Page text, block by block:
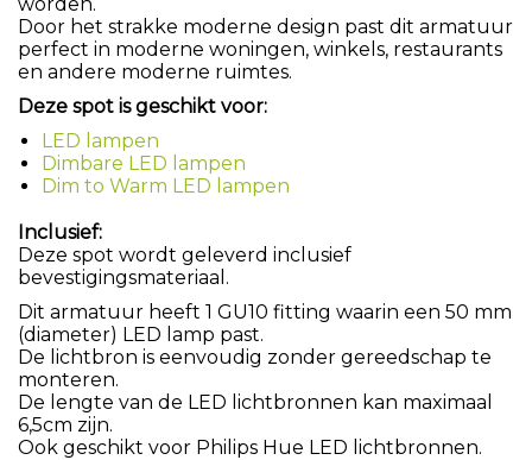
Door het strakke moderne design past dit armatuur
perfect in moderne woningen, winkels, restaurants
en andere moderne ruimtes.
Deze spot is geschikt voor:
LED lampen
Dimbare LED lampen
Dim to Warm LED lampen
Inclusief:
Deze spot wordt geleverd inclusief
bevestigingsmateriaal.
Dit armatuur heeft 1 GU10 fitting waarin een 50 mm
(diameter) LED lamp past.
De lichtbron is eenvoudig zonder gereedschap te
monteren.
De lengte van de LED lichtbronnen kan maximaal
6,5cm zijn.
Ook geschikt voor Philips Hue LED lichtbronnen.